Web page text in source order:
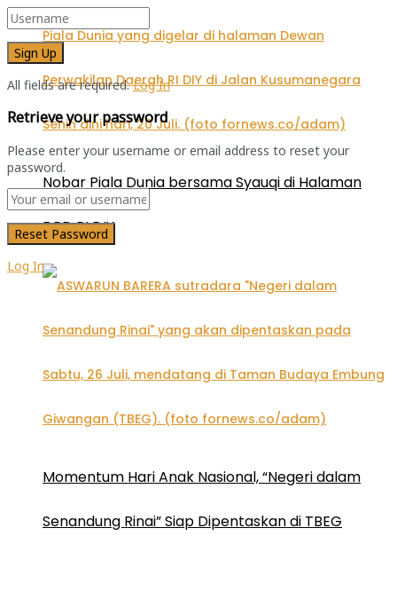
Nobar Piala Dunia bersama Syauqi di Halaman
DPD RI DIY
Momentum Hari Anak Nasional, “Negeri dalam
Senandung Rinai” Siap Dipentaskan di TBEG
All fields are required. Log In
Retrieve your password
Please enter your username or email address to reset your
password.
Log In